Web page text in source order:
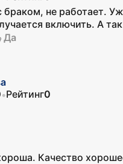
не работает.
включить. А
Да
•Рейтинг0
Качество